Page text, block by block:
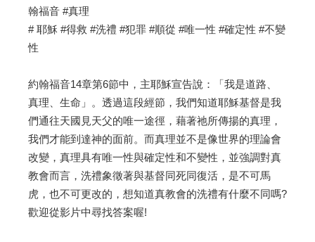
翰福音 #真理
# 耶穌 #得救 #洗禮 #犯罪 #順從 #唯一性 #確定性 #不變
性
約翰福音14章第6節中，主耶穌宣告說：「我是道路、
真理、生命」。透過這段經節，我們知道耶穌基督是我
們通往天國見天父的唯一途徑，藉著祂所傳揚的真理，
我們才能到達神的面前。而真理並不是像世界的理論會
改變，真理具有唯一性與確定性和不變性，並強調對真
教會而言，洗禮象徵著與基督同死同復活，是不可馬
虎，也不可更改的，想知道真教會的洗禮有什麼不同嗎?
歡迎從影片中尋找答案喔!